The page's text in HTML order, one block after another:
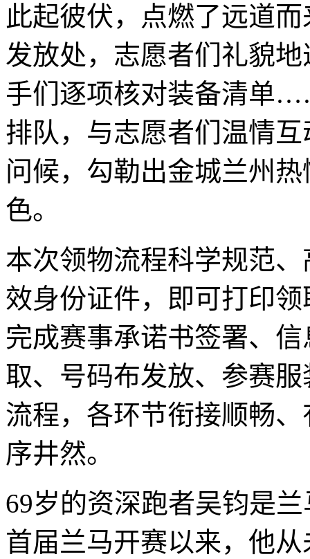
此起彼伏，点燃了远道
发放处，志愿者们礼貌
手们逐项核对装备清单
排队，与志愿者们温情
问候，勾勒出金城兰州
色。
本次领物流程科学规范
效身份证件，即可打印
完成赛事承诺书签署、
取、号码布发放、参赛
流程，各环节衔接顺畅
序井然。
69岁的资深跑者吴钧是
首届兰马开赛以来，他